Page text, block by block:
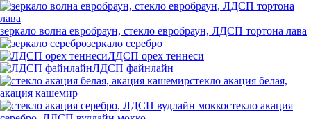
зеркало волна евробраун, стекло евробраун, ЛДСП тортона лава
зеркало серебро
ЛДСП орех теннеси
ЛДСП файнлайн
стекло акация белая,
акация кашемир
стекло акация